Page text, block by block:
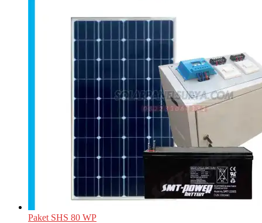
Paket SHS 80 WP